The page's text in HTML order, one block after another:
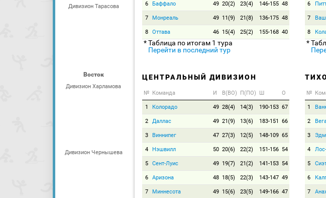
Дивизион Тарасова
Восток
Дивизион Харламова
Дивизион Чернышева
6 Баффало 49 20(2) 23(4) 146-155 48
7 Монреаль 49 11(9) 21(8) 136-175 48
8 Оттава 46 15(4) 25(2) 155-168 40
* Таблица по итогам 1 тура
Перейти в последний тур
6
7
8
*
ЦЕНТРАЛЬНЫЙ ДИВИЗИОН
№ Команда И В(ВО) П(ПО) Ш О
1 Колорадо 49 28(4) 14(3) 190-153 67
2 Даллас 49 21(9) 13(6) 183-151 66
3 Виннипег 47 27(3) 12(5) 148-109 65
4 Нэшвилл 50 20(6) 22(2) 151-156 54
5 Сент-Луис 49 19(7) 21(2) 141-153 54
6 Аризона 48 18(5) 22(3) 143-147 49
7 Миннесота 49 15(6) 23(5) 149-166 47
№
1
2
3
4
5
6
7